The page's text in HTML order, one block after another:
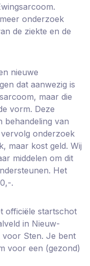
onderzoek
de ziekte en de
nieuwe
dat aanwezig is
maar die
vorm. Deze
behandeling van
onderzoek
maar kost geld. Wij
middelen om dit
Het
.
officiële startschot
in Nieuw-
voor Sten. Je bent
voor een (gezond)